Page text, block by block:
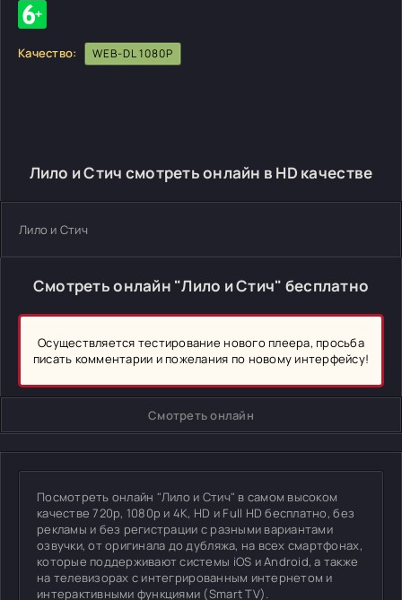
Качество: WEB-DL 1080P
Лило и Стич смотреть онлайн в HD качестве
Лило и Стич
Смотреть онлайн "Лило и Стич" бесплатно
Осуществляется тестирование нового плеера, просьба
писать комментарии и пожелания по новому интерфейсу!
Смотреть онлайн
Посмотреть онлайн "Лило и Стич" в самом высоком
качестве 720p, 1080p и 4K, HD и Full HD бесплатно, без
рекламы и без регистрации с разными вариантами
озвучки, от оригинала до дубляжа, на всех смартфонах,
которые поддерживают системы iOS и Android, а также
на телевизорах с интегрированным интернетом и
интерактивными функциями (Smart TV).